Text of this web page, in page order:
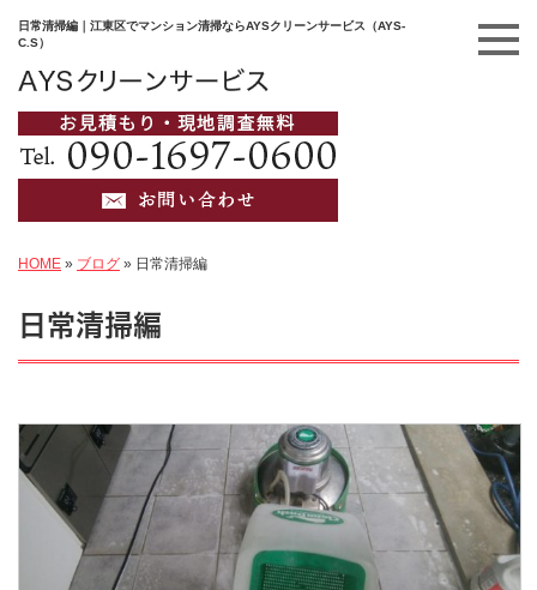
日常清掃編｜江東区でマンション清掃ならAYSクリーンサービス（AYS-
C.S）
HOME » ブログ » 日常清掃編
日常清掃編